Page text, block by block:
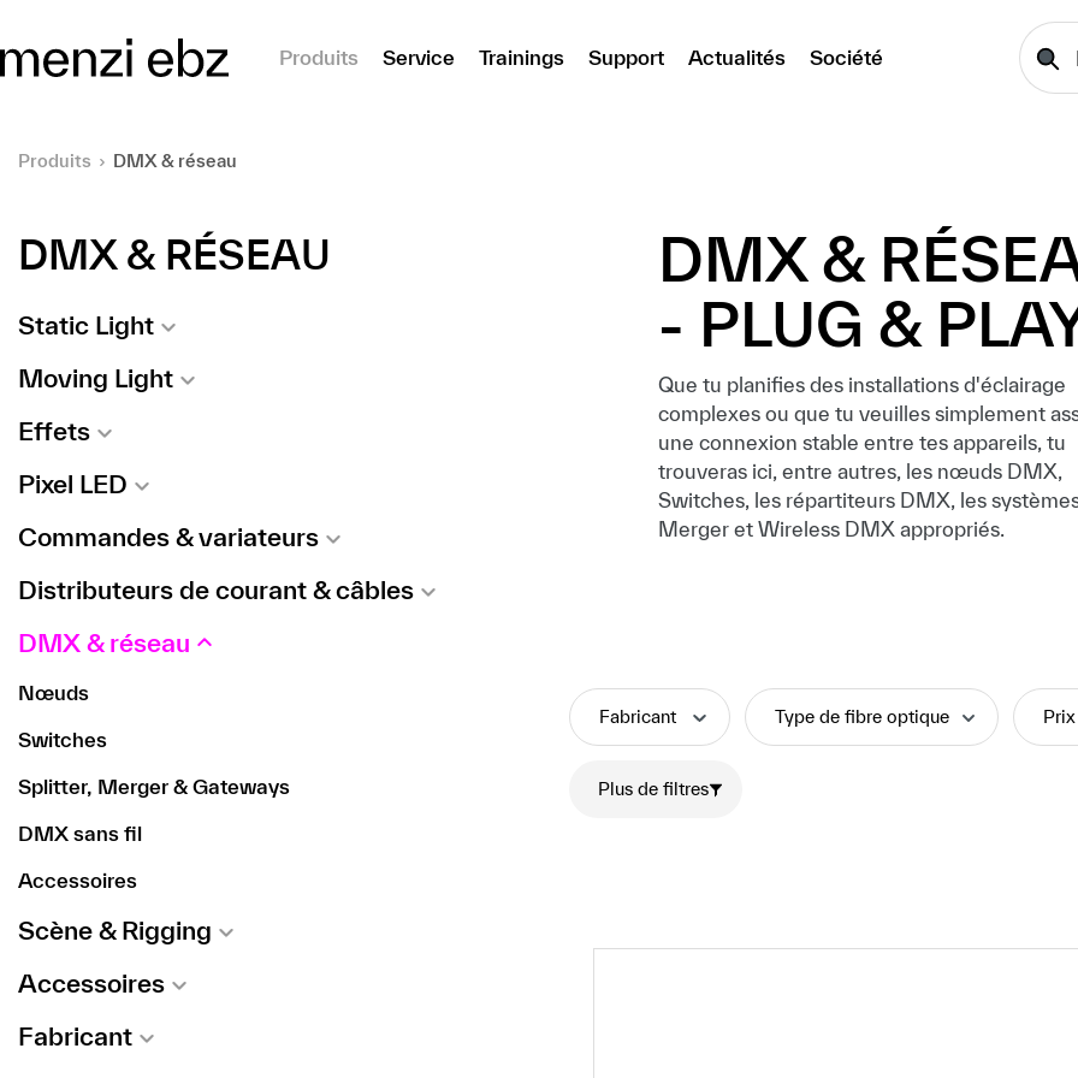
Produits
Service Trainings Support Actualités Société
Produits DMX & réseau
DMX & RÉSEAU
Static Light
Moving Light
Effets
Pixel LED
Commandes & variateurs
Distributeurs de courant & câbles
DMX & réseau
Nœuds
Switches
Splitter, Merger & Gateways
DMX sans fil
Accessoires
Scène & Rigging
Accessoires
Fabricant
DMX &
- PLUG &
Que tu planifies des installations d'éclairage
complexes ou que tu veuilles simplement
une connexion stable entre tes appareils, tu
trouveras ici, entre autres, les nœuds DMX,
Switches, les répartiteurs DMX, les
Merger et Wireless DMX appropriés.
Fabricant Type de fibre optique Prix
Plus de filtres